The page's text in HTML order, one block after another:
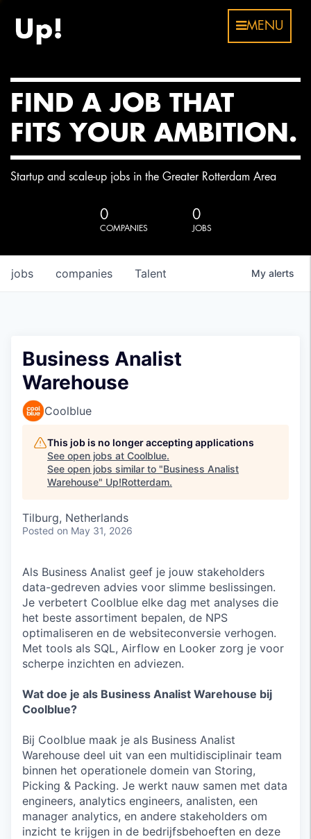
MENU
FIND A JOB THAT
FITS YOUR AMBITION.
Startup and scale-up jobs in the Greater Rotterdam Area
0
COMPANIES
0
JOBS
jobs companies Talent My alerts
Business Analist
Warehouse
Coolblue
This job is no longer accepting applications
See open jobs at Coolblue.
See open jobs similar to "Business Analist
Warehouse" Up!Rotterdam.
Tilburg, Netherlands
Posted on May 31, 2026
Als Business Analist geef je jouw stakeholders
data-gedreven advies voor slimme beslissingen.
Je verbetert Coolblue elke dag met analyses die
het beste assortiment bepalen, de NPS
optimaliseren en de websiteconversie verhogen.
Met tools als SQL, Airflow en Looker zorg je voor
scherpe inzichten en adviezen.
Wat doe je als Business Analist Warehouse bij
Coolblue?
Bij Coolblue maak je als Business Analist
Warehouse deel uit van een multidisciplinair team
binnen het operationele domein van Storing,
Picking & Packing. Je werkt nauw samen met data
engineers, analytics engineers, analisten, een
manager analytics, en andere stakeholders om
inzicht te krijgen in de bedrijfsbehoeften en deze